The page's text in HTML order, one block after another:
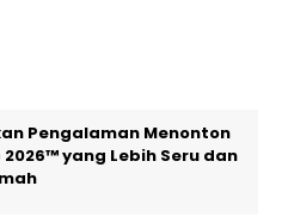
Pengalaman Menonton
2026™ yang Lebih Seru dan